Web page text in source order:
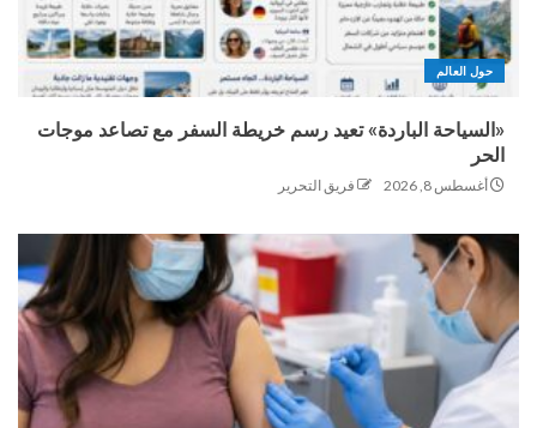
حول العالم
«السياحة الباردة» تعيد رسم خريطة السفر مع تصاعد موجات
الحر
أغسطس 8, 2026 فريق التحرير